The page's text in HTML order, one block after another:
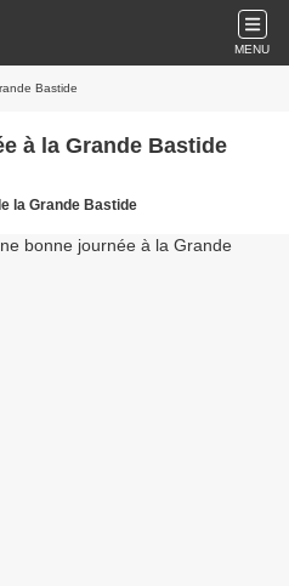
MENU
Bastide
à la Grande Bastide
la Grande Bastide